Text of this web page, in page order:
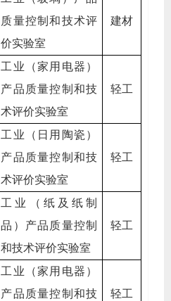
质量控制和技术评
价实验室
建材
工业（家用电器）
产品质量控制和技
术评价实验室
轻工
工业（日用陶瓷）
产品质量控制和技
术评价实验室
轻工
工业（纸及纸制
品）产品质量控制
和技术评价实验室
轻工
工业（家用电器）
产品质量控制和技
轻工